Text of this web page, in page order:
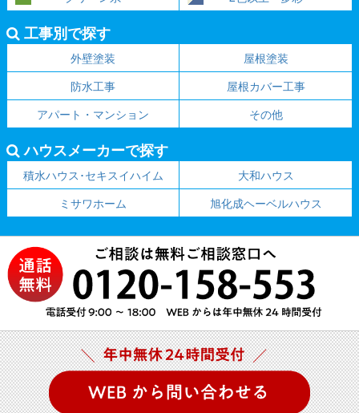
工事別で探す
外壁塗装
屋根塗装
防水工事
屋根カバー工事
アパート・マンション
その他
ハウスメーカーで探す
積水ハウス･セキスイハイム
大和ハウス
ミサワホーム
旭化成ヘーベルハウス